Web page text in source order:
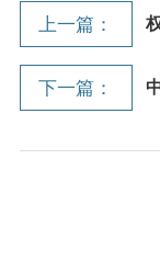
上一篇：
下一篇：